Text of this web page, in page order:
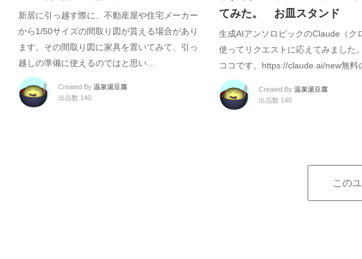
新居に引っ越す際に、不動産屋や住宅メーカー
から1/50サイズの間取り図が貰える場合があり
ます。その間取り図に家具を置いてみて、引っ
越しの準備に使えるのではと思い…
Created By 温泉湯豆腐
出品数 140
てみた。 お皿スタンド
生成AIアンソロピックのClaude（ク
使ってリクエストに応えてみました
ココです。https://claude.ai/new無料
Created By 温泉湯豆腐
出品数 140
この